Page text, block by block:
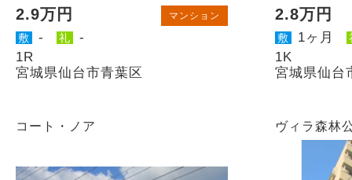
2.9万円 マンション
敷 - 礼
-
1R
宮城県仙台市青葉区
2.8万円
敷 1ヶ月
1K
宮城県仙台
コート・ノア ヴィラ森林